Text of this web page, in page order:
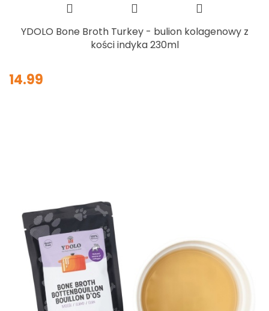
YDOLO Bone Broth Turkey - bulion kolagenowy z
kości indyka 230ml
14.99